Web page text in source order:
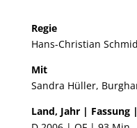
Regie
Hans-Christian Schmid
Mit
Sandra Hüller,
Land, Jahr | Fassung